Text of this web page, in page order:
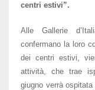
centri estivi”.
Alle Gallerie
confermano la loro
dei centri estivi,
attività, che trae
giugno verrà